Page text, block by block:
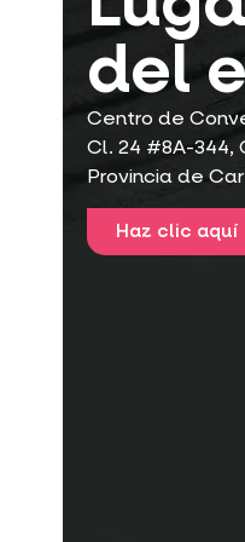
del
Centro de
Cl. 24 #8A-344,
Provincia de
Haz clic aquí